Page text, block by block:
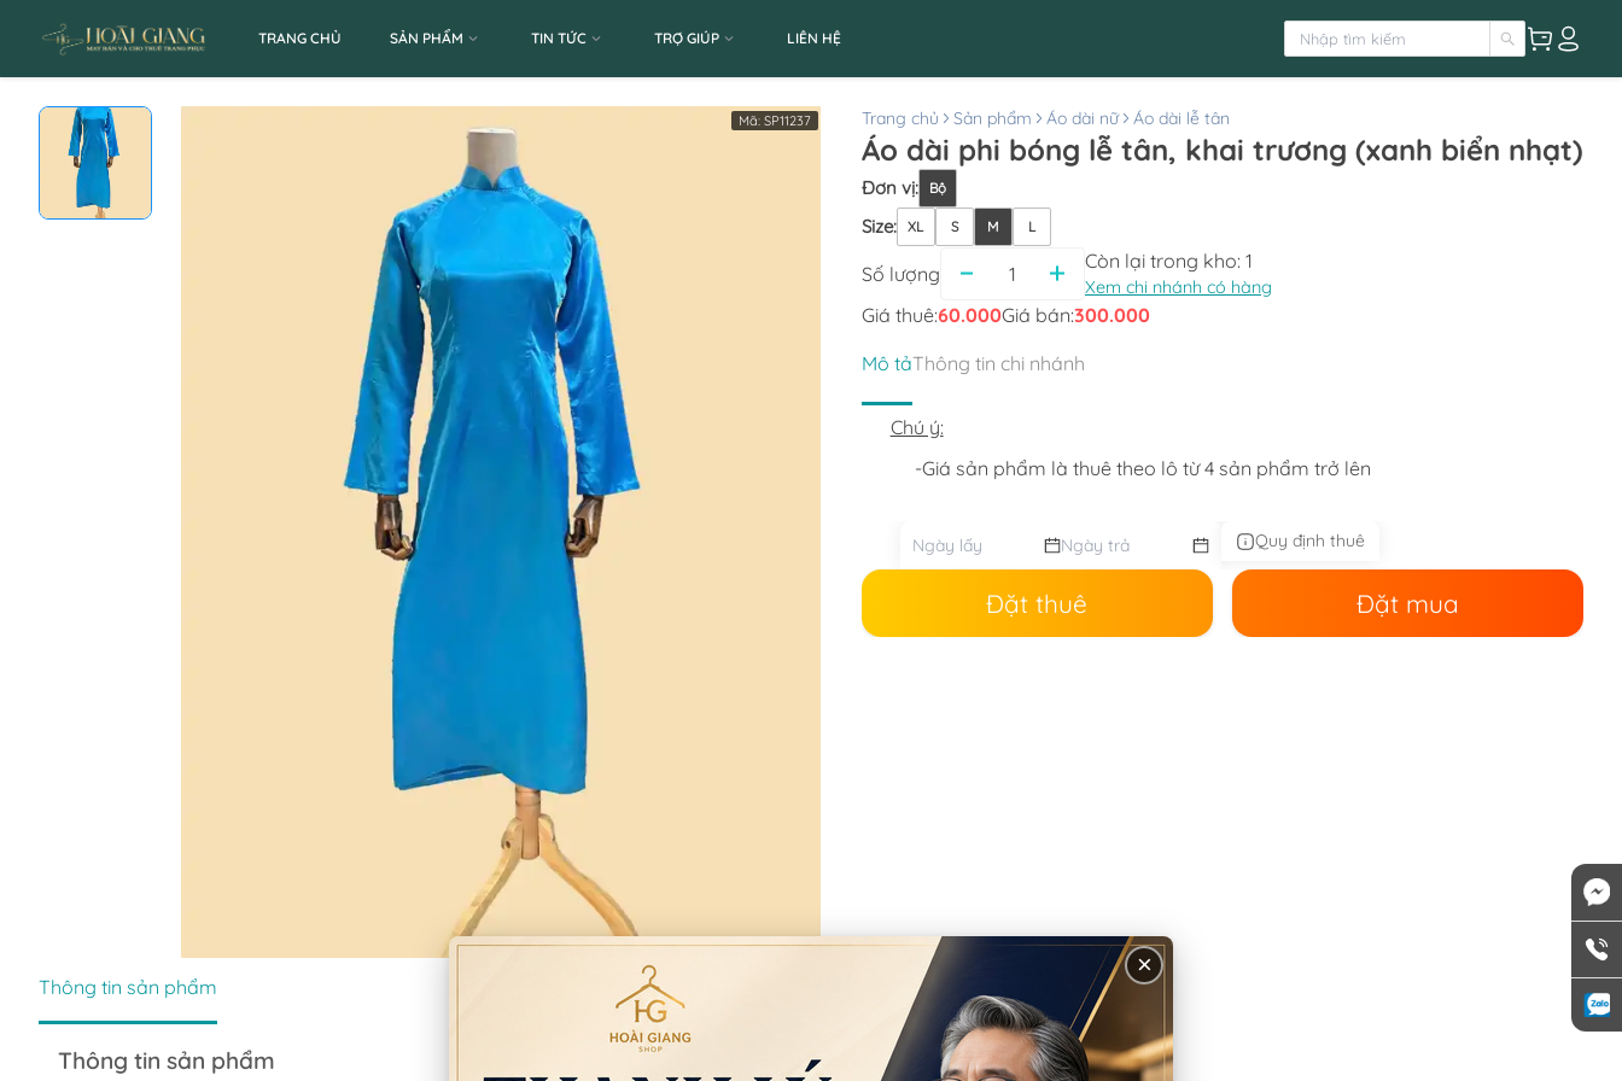
TRANG CHỦ SẢN PHẨM TIN TỨC TRỢ GIÚP LIÊN HỆ
Mã: SP11237
Thông tin sản phẩm
Thông tin sản phẩm
Trang chủ Sản phẩm Áo dài nữ Áo dài lễ tân
Áo dài phi bóng lễ tân, khai trương (xanh biển nhạt)
Đơn vị: Bộ
Size: XL S M L
Số lượng
Còn lại trong kho: 1
Xem chi nhánh có hàng
Giá thuê:60.000Giá bán:300.000
Mô tảThông tin chi nhánh
Chú ý:
-Giá sản phẩm là thuê theo lô từ 4 sản phẩm trở lên﻿﻿
Quy định thuê
Đặt thuê Đặt mua
×